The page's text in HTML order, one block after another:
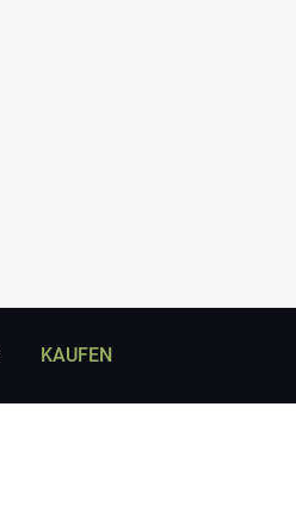
KAUFEN